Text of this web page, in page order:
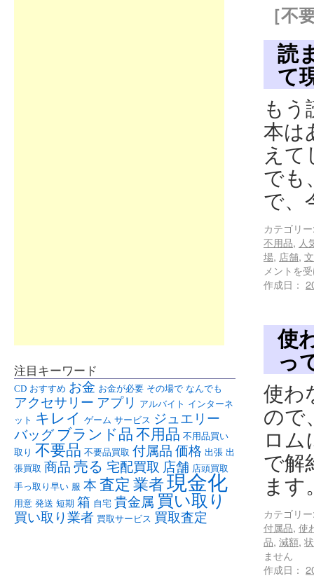
［不
読
て
もう
本は
えて
でも
で、
カテゴリ
不用品, 人
場, 店舗,
メントを
作成日：
使
っ
使わ
ので
ロム
で解
ま
カテゴリ
付属品, 使
品, 減額,
ません
作成日：
注目キーワード
CD おすすめ お金 お金が必要 その場で なんでも
アクセサリー アプリ アルバイト インターネ
ット
キレイ ゲーム サービス ジュエリー
バッグ ブランド品 不用品 不用品買い
取り 不要品 不要品買取 付属品 価格 出張 出
張買取 商品 売る 宅配買取 店舗 店頭買取
手っ取り早い 服 本 査定 業者 現金化
用意 発送 短期 箱 自宅 貴金属 買い取り
買い取り業者 買取サービス 買取査定